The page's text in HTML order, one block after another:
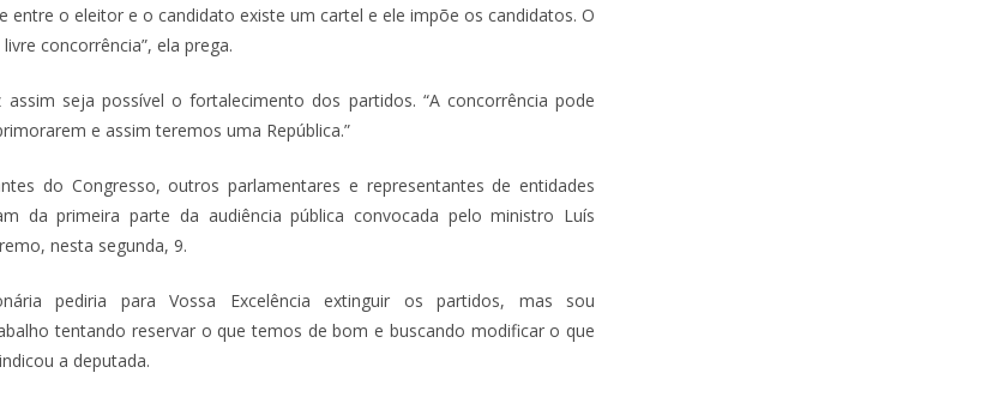
entre o eleitor e o candidato existe um cartel e ele impõe os candidatos. O
concorrência”, ela prega.
assim seja possível o fortalecimento dos partidos. “A concorrência pode
e assim teremos uma República.”
do Congresso, outros parlamentares e representantes de entidades
da primeira parte da audiência pública convocada pelo ministro Luís
nesta segunda, 9.
pediria para Vossa Excelência extinguir os partidos, mas sou
tentando reservar o que temos de bom e buscando modificar o que
a deputada.